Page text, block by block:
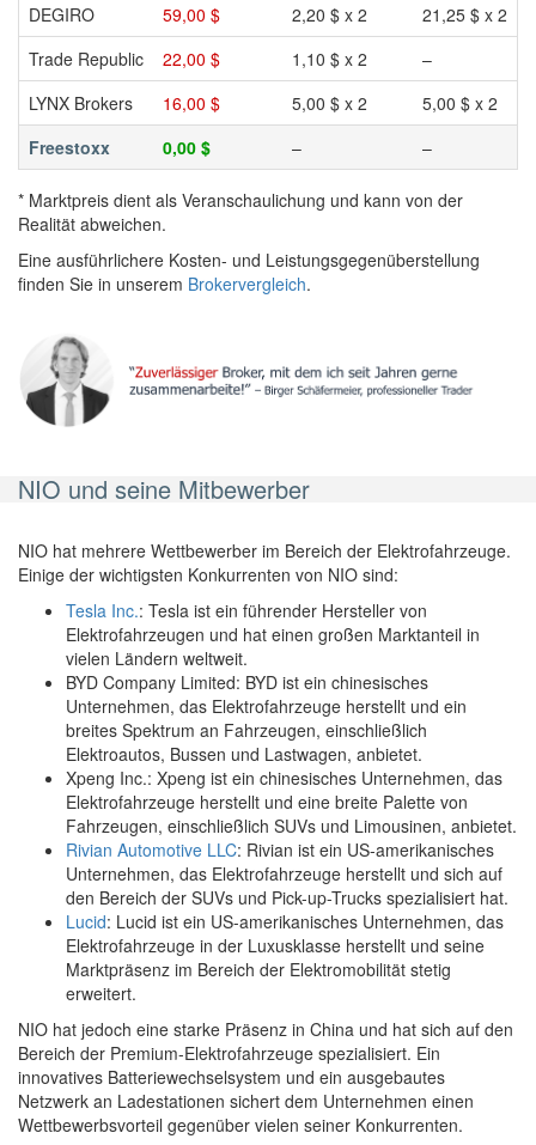
DEGIRO
59,00 $ 2,20 $ x 2
21,25 $ x 2
Trade Republic
22,00 $ 1,10 $ x 2
–
LYNX Brokers
16,00 $ 5,00 $ x 2
5,00 $ x 2
Freestoxx
0,00 $ – –
* Marktpreis dient als Veranschaulichung und kann von der
Realität abweichen.
Eine ausführlichere Kosten- und Leistungsgegenüberstellung
finden Sie in unserem Brokervergleich.
NIO und seine Mitbewerber
NIO hat mehrere Wettbewerber im Bereich der Elektrofahrzeuge.
Einige der wichtigsten Konkurrenten von NIO sind:
Tesla Inc.: Tesla ist ein führender Hersteller von
Elektrofahrzeugen und hat einen großen Marktanteil in
vielen Ländern weltweit.
BYD Company Limited: BYD ist ein chinesisches
Unternehmen, das Elektrofahrzeuge herstellt und ein
breites Spektrum an Fahrzeugen, einschließlich
Elektroautos, Bussen und Lastwagen, anbietet.
Xpeng Inc.: Xpeng ist ein chinesisches Unternehmen, das
Elektrofahrzeuge herstellt und eine breite Palette von
Fahrzeugen, einschließlich SUVs und Limousinen, anbietet.
Rivian Automotive LLC: Rivian ist ein US-amerikanisches
Unternehmen, das Elektrofahrzeuge herstellt und sich auf
den Bereich der SUVs und Pick-up-Trucks spezialisiert hat.
Lucid: Lucid ist ein US-amerikanisches Unternehmen, das
Elektrofahrzeuge in der Luxusklasse herstellt und seine
Marktpräsenz im Bereich der Elektromobilität stetig
erweitert.
NIO hat jedoch eine starke Präsenz in China und hat sich auf den
Bereich der Premium-Elektrofahrzeuge spezialisiert. Ein
innovatives Batteriewechselsystem und ein ausgebautes
Netzwerk an Ladestationen sichert dem Unternehmen einen
Wettbewerbsvorteil gegenüber vielen seiner Konkurrenten.